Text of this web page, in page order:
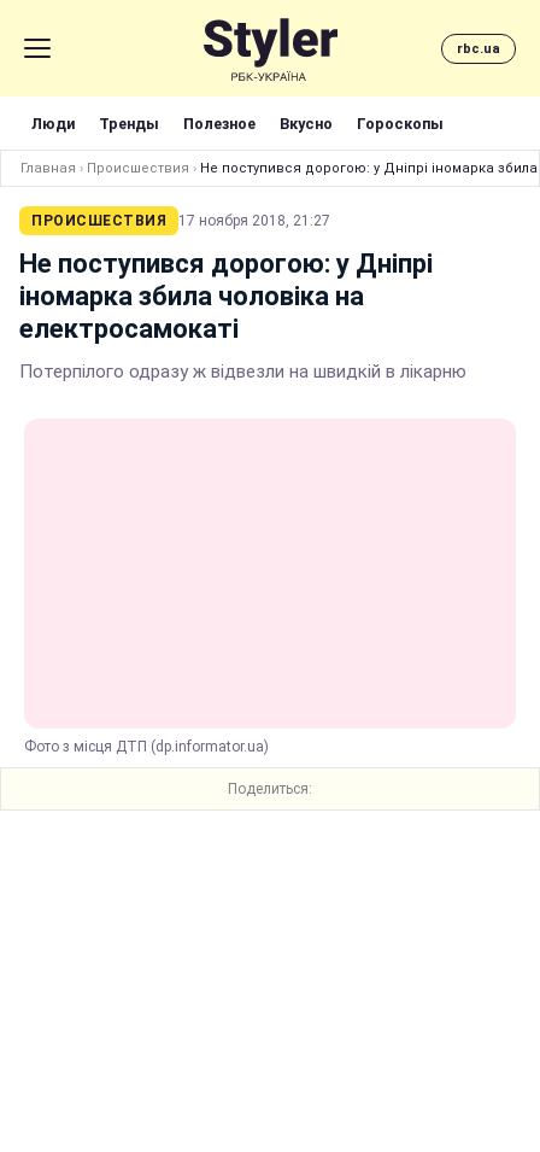
rbc.ua
Люди Тренды Полезное Вкусно Гороскопы
Главная › Происшествия › Не поступився дорогою: у Дніпрі іномарка
ПРОИСШЕСТВИЯ 17 ноября 2018, 21:27
Не поступився дорогою: у Дніпрі
іномарка збила чоловіка на
електросамокаті
Потерпілого одразу ж відвезли на швидкій в лікарню
Фото з місця ДТП (dp.informator.ua)
Поделиться: